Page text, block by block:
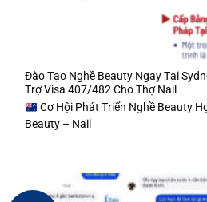
Đào Tạo Nghề Beauty Ngay Tại
Trợ Visa 407/482 Cho Thợ Nail
Cơ Hội Phát Triển Nghề Beauty
Beauty – Nail